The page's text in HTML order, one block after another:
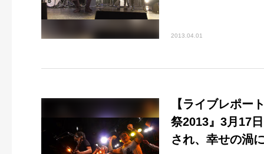
2013.04.01
【ライブレポー
祭2013』3月17
され、幸せの渦